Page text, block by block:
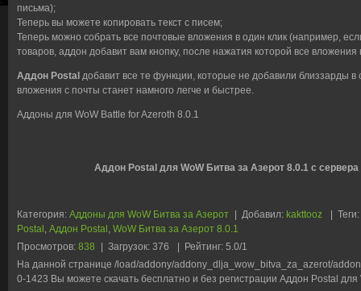
письма);
Теперь вы можете копировать текст с писем;
Теперь можно собрать все почтовые вложения в один клик (например,
товаров, аддон добавит вам кнопку, после нажатия которой все
Аддон Postal добавит все те функции, которые не добавили близзарды
вложения с почты станет намного легче и быстрее.
Аддоны для WoW Battle for Azeroth 8.0.1
Аддон Postal для WoW Битва за Азерот 8.0.1 с сервера
Категория: Аддоны для WoW Битва за Азерот | Добавил: kakttooz | Теги:
Postal Аддон Postal WoW Битва за Азерот 8.0.1
Просмотров: 838 | Загрузок: 376 | Рейтинг: 5.0/1
На данной странице /load/addony/addony_dlja_wow_bitva_za_azerot/
0-1423 Вы можете скачать бесплатно и без регистрации Аддон Postal